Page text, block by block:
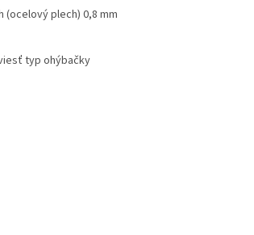
(ocelový plech) 0,8 mm
typ ohýbačky